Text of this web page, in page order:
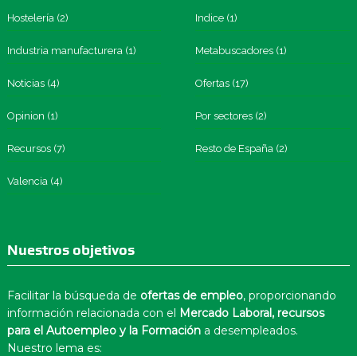
Hostelería (2) Indice (1)
Industria manufacturera (1) Metabuscadores (1)
Noticias(4) Ofertas (17)
Opinion (1) Por sectores (2)
Recursos(7) Resto de España (2)
Valencia (4)
Nuestros objetivos
Facilitar la búsqueda de ofertas de empleo, proporcionando
información relacionada con el Mercado Laboral, recursos
para el Autoempleo y la Formacióna desempleados.
Nuestro lema es: